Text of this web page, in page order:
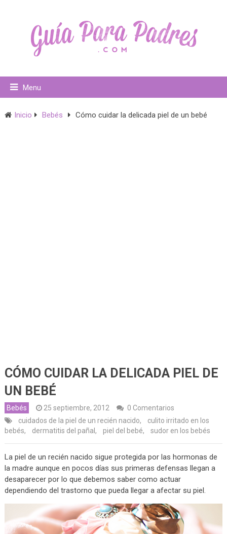
Menu
Inicio Bebés Cómo cuidar la delicada piel de un bebé
CÓMO CUIDAR LA DELICADA PIEL DE
UN BEBÉ
Bebés 25 septiembre, 2012
0 Comentarios
cuidados de la piel de un recién nacido,
culito irritado en los
bebés, dermatitis del pañal , piel del bebé, sudor en los bebés
La piel de un recién nacido sigue protegida por las hormonas de
la madre aunque en pocos días sus primeras defensas llegan a
desaparecer por lo que debemos saber como actuar
dependiendo del trastorno que pueda llegar a afectar su piel.